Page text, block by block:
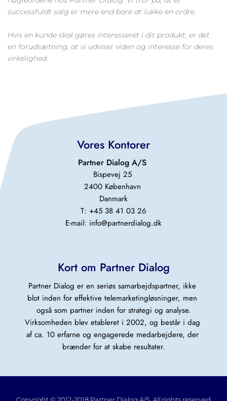
successfuldt salg er mere end bare at lukke en ordre.
Hvis en kunde skal gøres interesseret i dit produkt, er det
en forudsætning, at vi udviser viden og interesse for deres
virkelighed.
Vores Kontorer
Partner Dialog A/S
Bispevej 25
2400 København
Danmark
T: +45 38 41 03 26
E-mail: info@partnerdialog.dk
Kort om Partner Dialog
Partner Dialog er en seriøs samarbejdspartner, ikke
blot inden for effektive telemarketingløsninger, men
også som partner inden for strategi og analyse.
Virksomheden blev etableret i 2002, og består i dag
af ca. 10 erfarne og engagerede medarbejdere, der
brænder for at skabe resultater.